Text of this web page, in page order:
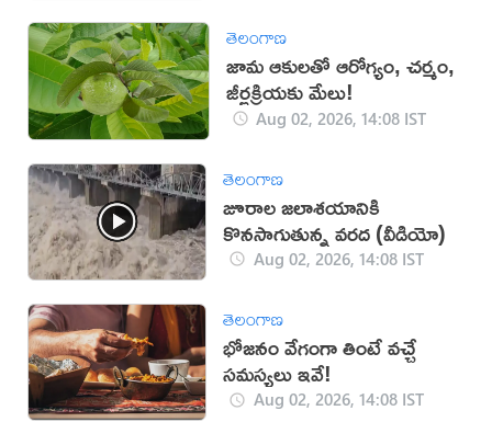
తెలంగాణ
జామ ఆకులతో ఆరోగ్యం, చర్మం,
జీర్ణక్రియకు మేలు!
Aug 02, 2026, 14:08 IST
తెలంగాణ
జూరాల జలాశయానికి
కొనసాగుతున్న వరద (వీడియో)
Aug 02, 2026, 14:08 IST
తెలంగాణ
భోజనం వేగంగా తింటే వచ్చే
సమస్యలు ఇవే!
Aug 02, 2026, 14:08 IST